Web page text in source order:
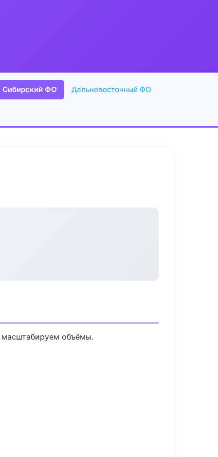
Сибирский ФО Дальневосточный ФО
масштабируем объёмы.